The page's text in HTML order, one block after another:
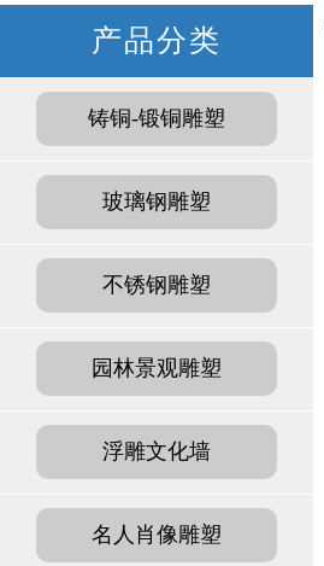
产品分类
铸铜-锻铜雕塑
玻璃钢雕塑
不锈钢雕塑
园林景观雕塑
浮雕文化墙
名人肖像雕塑